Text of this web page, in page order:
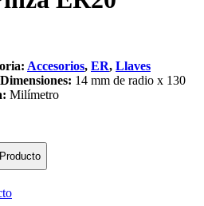
Accesorios, ER, Llaves
Dimensiones: 14 mm de radio x 130
Milímetro